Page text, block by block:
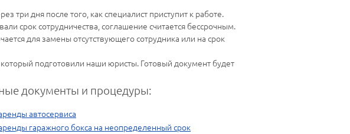
дня после того, как специалист приступит к работе.
срок сотрудничества, соглашение считается бессрочным.
для замены отсутствующего сотрудника или на срок
подготовили наши юристы. Готовый документ будет
документы и процедуры:
автосервиса
гаражного бокса на неопределенный срок